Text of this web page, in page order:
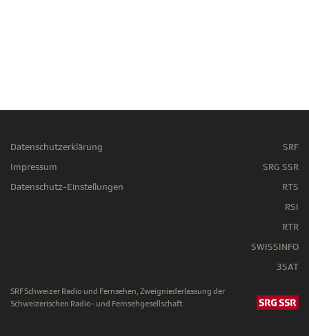
Datenschutzerklärung
Impressum
Datenschutz-Einstellungen
SRF
SRG SSR
RTS
RSI
RTR
SWISSINFO
3SAT
SRF Schweizer Radio und Fernsehen, Zweigniederlassung der
Schweizerischen Radio- und Fernsehgesellschaft